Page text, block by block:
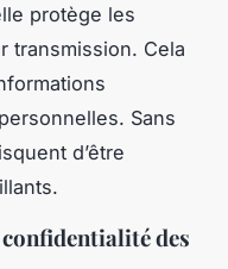
protège les
transmission. Cela
Sans
d’être
des